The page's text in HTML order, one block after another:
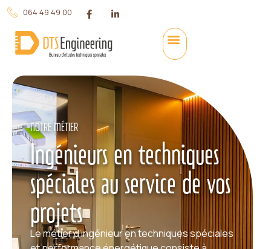
064 49 49 00
NOTRE MÉTIER
Ingénieurs en techniques
spéciales au service de vos
projets
Le métier d’ingénieur en techniques spéciales